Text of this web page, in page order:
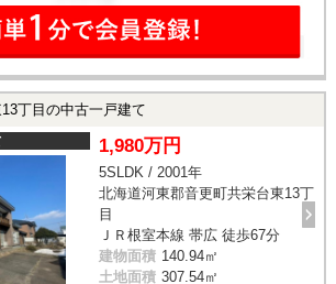
丁目の中古一戸建て
1,980万円
5SLDK / 2001年
北海道河東郡音更町共栄台東13丁
目
ＪＲ根室本線 帯広 徒歩67分
建物面積 140.94㎡
土地面積 307.54㎡